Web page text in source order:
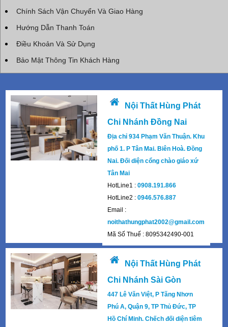
Chính Sách Vận Chuyển Và Giao Hàng
Hướng Dẫn Thanh Toán
Điều Khoản Và Sử Dụng
Bảo Mật Thông Tin Khách Hàng
Nội Thất Hùng Phát
Chi Nhánh Đồng Nai
Địa chỉ 934 Phạm Văn Thuận. Khu
phố 1. P Tân Mai. Biên Hoà. Đồng
Nai. Đối diện cổng chào giáo xứ
Tân Mai
HotLine1 :0908.191.866
HotLine2 :0946.576.887
Email :
noithathungphat2002@gmail.com
Mã Số Thuế : 8095342490-001
Nội Thất Hùng Phát
Chi Nhánh Sài Gòn
447 Lê Văn Việt, P Tăng Nhơn
Phú A, Quận 9, TP Thủ Đức, TP
Hồ Chí Minh. Chếch đối diện tiêm